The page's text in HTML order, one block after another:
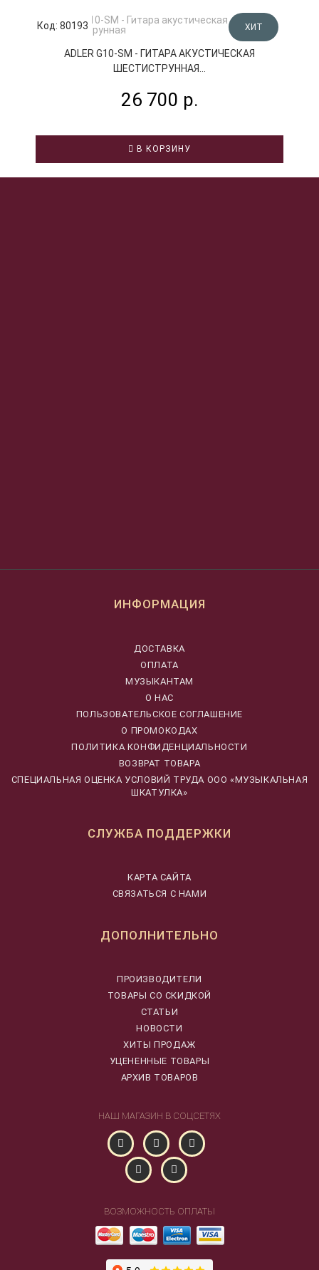
Код: 80193 ХИТ
ADLER G10-SM - ГИТАРА АКУСТИЧЕСКАЯ
ШЕСТИСТРУННАЯ...
26 700 р.
В КОРЗИНУ
ИНФОРМАЦИЯ
ДОСТАВКА
ОПЛАТА
МУЗЫКАНТАМ
О НАС
ПОЛЬЗОВАТЕЛЬСКОЕ СОГЛАШЕНИЕ
О ПРОМОКОДАХ
ПОЛИТИКА КОНФИДЕНЦИАЛЬНОСТИ
ВОЗВРАТ ТОВАРА
CПЕЦИАЛЬНАЯ ОЦЕНКА УСЛОВИЙ ТРУДА ООО «МУЗЫКАЛЬНАЯ
ШКАТУЛКА»
СЛУЖБА ПОДДЕРЖКИ
КАРТА САЙТА
СВЯЗАТЬСЯ С НАМИ
ДОПОЛНИТЕЛЬНО
ПРОИЗВОДИТЕЛИ
ТОВАРЫ СО СКИДКОЙ
СТАТЬИ
НОВОСТИ
ХИТЫ ПРОДАЖ
УЦЕНЕННЫЕ ТОВАРЫ
АРХИВ ТОВАРОВ
НАШ МАГАЗИН В СОЦСЕТЯХ
ВОЗМОЖНОСТЬ ОПЛАТЫ